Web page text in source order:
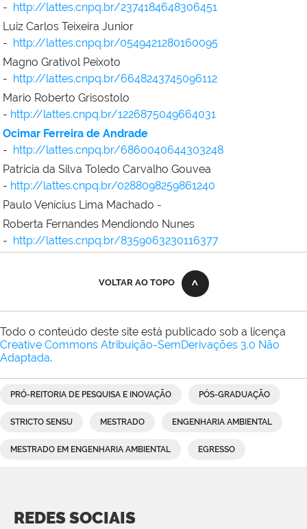
- http://lattes.cnpq.br/2374184648306451
Luiz Carlos Teixeira Junior
- http://lattes.cnpq.br/0549421280160095
Magno Grativol Peixoto
- http://lattes.cnpq.br/6648243745096112
Mario Roberto Grisostolo
- http://lattes.cnpq.br/1226875049664031
Ocimar Ferreira de Andrade
- http://lattes.cnpq.br/6860040644303248
Patricia da Silva Toledo Carvalho Gouvea
- http://lattes.cnpq.br/0288098259861240
Paulo Venícius Lima Machado -
Roberta Fernandes Mendiondo Nunes
- http://lattes.cnpq.br/8359063230116377
VOLTAR AO TOPO
Todo o conteúdo deste site está publicado sob a licença
Creative Commons Atribuição-SemDerivações 3.0 Não
Adaptada.
PRÓ-REITORIA DE PESQUISA E INOVAÇÃO PÓS-GRADUAÇÃO
STRICTO SENSU MESTRADO ENGENHARIA AMBIENTAL
MESTRADO EM ENGENHARIA AMBIENTAL EGRESSO
REDES SOCIAIS